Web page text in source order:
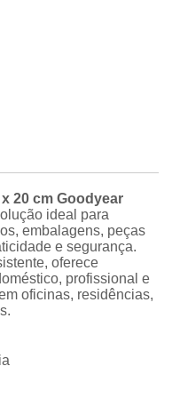
20 cm Goodyear
ideal para
embalagens, peças
e segurança.
oferece
profissional e
oficinas, residências,